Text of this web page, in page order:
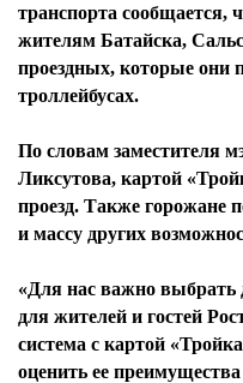
транспорта сообщается,
жителям Батайска,
проездных, которые они
троллейбусах.
По словам заместителя
Ликсутова, картой
проезд. Также горожане
и массу других
«Для нас важно выбрать
для жителей и гостей
система с картой
оценить ее